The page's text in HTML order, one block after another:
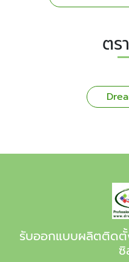
ตร
รับออกแบบผลิตติดตั้